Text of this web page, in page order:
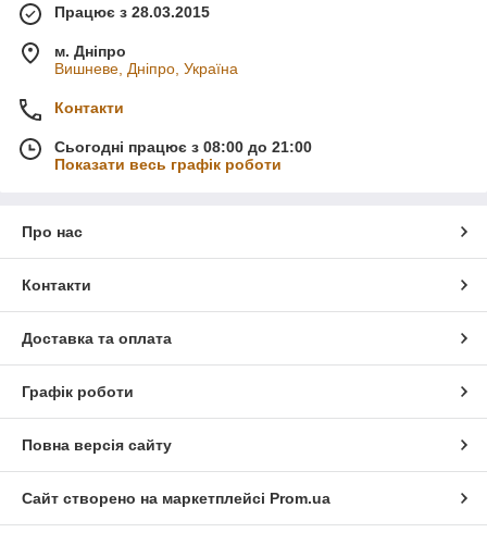
Працює з 28.03.2015
м. Дніпро
Вишневе, Дніпро, Україна
Контакти
Сьогодні працює з 08:00 до 21:00
Показати весь графік роботи
Про нас
Контакти
Доставка та оплата
Графік роботи
Повна версія сайту
Сайт створено на маркетплейсі Prom.ua